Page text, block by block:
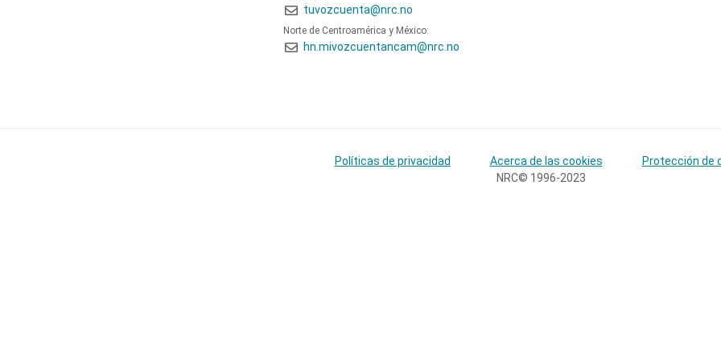
tuvozcuenta@nrc.no
Norte de Centroamérica y México:
hn.mivozcuentancam@nrc.no
Políticas de privacidad Acerca de las cookies
Protección de
NRC© 1996-2023